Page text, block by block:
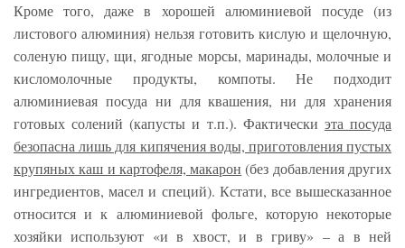
Кроме того, даже в хорошей алюминиевой посуде (из
листового алюминия) нельзя готовить кислую и щелочную,
соленую пищу, щи, ягодные морсы, маринады, молочные и
кисломолочные продукты, компоты. Не подходит
алюминиевая посуда ни для квашения, ни для хранения
готовых солений (капусты и т.п.). Фактически эта посуда
безопасна лишь для кипячения воды, приготовления пустых
крупяных каш и картофеля, макарон (без добавления других
ингредиентов, масел и специй). Кстати, все вышесказанное
относится и к алюминиевой фольге, которую некоторые
хозяйки используют «и в хвост, и в гриву» – а в ней